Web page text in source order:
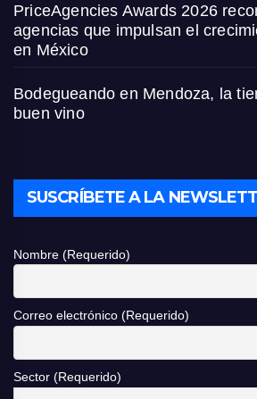
PriceAgencies Awards 2026
agencias que impulsan el
en México
Bodegueando en Mendoza, la
buen vino
SUSCRÍBETE A LA
Nombre (Requerido)
Correo electrónico (Requerido)
Sector (Requerido)